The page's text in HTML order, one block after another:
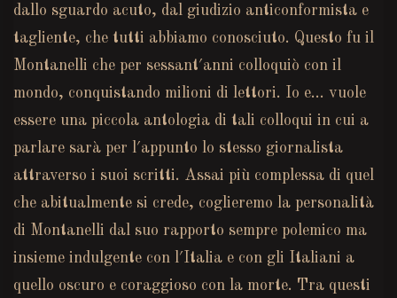
dallo sguardo acuto, dal giudizio anticonformista e
tagliente, che tutti abbiamo conosciuto. Questo fu il
Montanelli che per sessant′anni colloquiò con il
mondo, conquistando milioni di lettori. Io e… vuole
essere una piccola antologia di tali colloqui in cui a
parlare sarà per l′appunto lo stesso giornalista
attraverso i suoi scritti. Assai più complessa di quel
che abitualmente si crede, coglieremo la personalità
di Montanelli dal suo rapporto sempre polemico ma
insieme indulgente con l′Italia e con gli Italiani a
quello oscuro e coraggioso con la morte. Tra questi